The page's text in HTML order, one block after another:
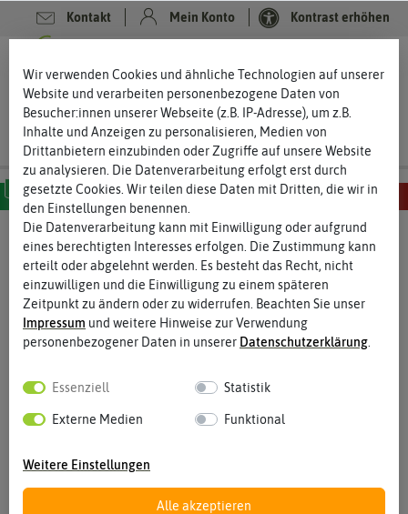
Kontakt Mein Konto Kontrast erhöhen
MILD SCHARF SEHR SCHARF EXTREM SCHARF HÖLLISCH SCHARF
Wir verwenden Cookies und ähnliche Technologien auf unserer
Website und verarbeiten personenbezogene Daten von
Besucher:innen unserer Webseite (z.B. IP-Adresse), um z.B.
Inhalte und Anzeigen zu personalisieren, Medien von
Drittanbietern einzubinden oder Zugriffe auf unsere Website
zu analysieren. Die Datenverarbeitung erfolgt erst durch
gesetzte Cookies. Wir teilen diese Daten mit Dritten, die wir in
den Einstellungen benennen.
Die Datenverarbeitung kann mit Einwilligung oder aufgrund
eines berechtigten Interesses erfolgen. Die Zustimmung kann
erteilt oder abgelehnt werden. Es besteht das Recht, nicht
einzuwilligen und die Einwilligung zu einem späteren
Zeitpunkt zu ändern oder zu widerrufen. Beachten Sie unser
Impressum und weitere Hinweise zur Verwendung
personenbezogener Daten in unserer Daten­schutz­erklärung
Essenziell Statistik
Externe Medien Funktional
Weitere Einstellungen
Alle akzeptieren